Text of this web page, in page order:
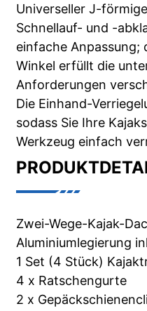
Universeller J-
Schnellauf- und -
einfache Anpassung;
Winkel erfüllt die
Anforderungen
Die Einhand-
sodass Sie Ihre
Werkzeug einfach
Zwei-Wege-Kajak-
Aluminiumlegierung
1 Set (4 Stück)
4 x Ratschengurte
2 x